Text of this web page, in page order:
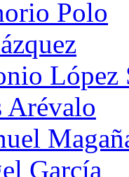
Polo
López
Arévalo
García